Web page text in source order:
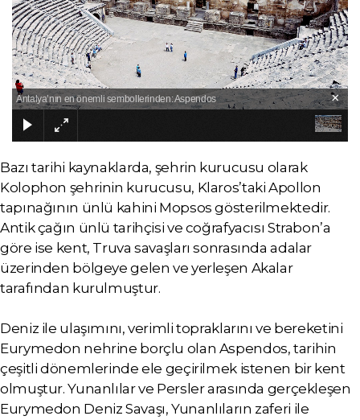
Antalya’nın en önemli sembollerinden: Aspendos ×
Bazı tarihi kaynaklarda, şehrin kurucusu olarak
Kolophon şehrinin kurucusu, Klaros’taki Apollon
tapınağının ünlü kahini Mopsos gösterilmektedir.
Antik çağın ünlü tarihçisi ve coğrafyacısı Strabon’a
göre ise kent, Truva savaşları sonrasında adalar
üzerinden bölgeye gelen ve yerleşen Akalar
tarafından kurulmuştur.
Deniz ile ulaşımını, verimli topraklarını ve bereketini
Eurymedon nehrine borçlu olan Aspendos, tarihin
çeşitli dönemlerinde ele geçirilmek istenen bir kent
olmuştur. Yunanlılar ve Persler arasında gerçekleşen
Eurymedon Deniz Savaşı, Yunanlıların zaferi ile